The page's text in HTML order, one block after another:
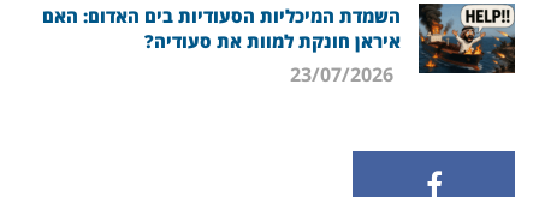
השמדת המיכליות הסעודיות בים האדום: האם
איראן חונקת למוות את סעודיה?